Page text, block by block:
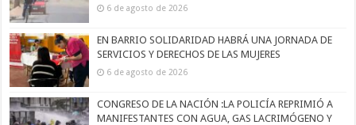
6 de agosto de 2026
EN BARRIO SOLIDARIDAD HABRÁ UNA JORNADA DE
SERVICIOS Y DERECHOS DE LAS MUJERES
6 de agosto de 2026
CONGRESO DE LA NACIÓN :LA POLICÍA REPRIMIÓ A
MANIFESTANTES CON AGUA, GAS LACRIMÓGENO Y